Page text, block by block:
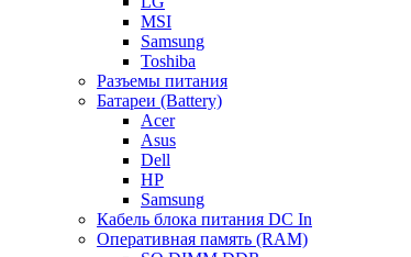
MSI
Samsung
Toshiba
Разъемы питания
Батареи (Battery)
Acer
Asus
Dell
HP
Samsung
Кабель блока питания DC In
Оперативная память (RAM)